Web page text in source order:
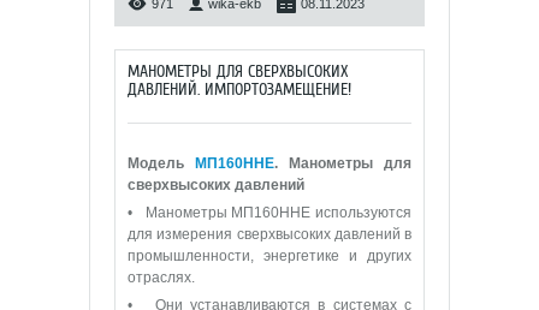
971 wika-ekb 08.11.2023
МАНОМЕТРЫ ДЛЯ СВЕРХВЫСОКИХ
ДАВЛЕНИЙ. ИМПОРТОЗАМЕЩЕНИЕ!
Модель МП160ННЕ. Манометры для
сверхвысоких давлений
• Манометры МП160ННЕ используются
для измерения сверхвысоких давлений в
промышленности, энергетике и других
отраслях.
• Они устанавливаются в системах с